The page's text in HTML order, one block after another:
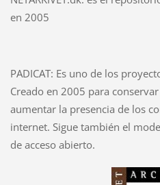
en 2005
PADICAT: Es uno de los
Creado en 2005 para
aumentar la presencia de los
internet. Sigue también el
de acceso abierto.